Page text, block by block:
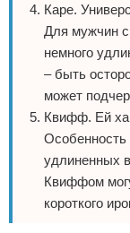
Каре.
Для мужчин
немного
– быть
может
Квифф. Ей
Особенность
удлиненных
Квиффом
короткого